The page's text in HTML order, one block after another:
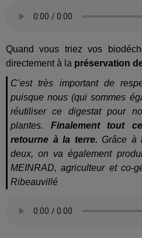
Quand vous triez vos
directement à la préservation
C’est très important de
puisque nous (qui sommes
réutiliser ce digestat pour
plantes. Finalement tout
retourne à la terre. Grâce à
deux, on va également
MEINRAD, agriculteur et co-
Ribeauvillé